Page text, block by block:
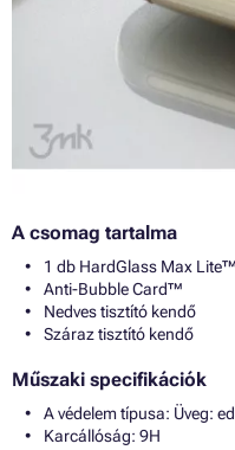
A csomag tartalma
1 db HardGlass Max Lite™
Anti-Bubble Card™
Nedves tisztító kendő
Száraz tisztító kendő
Műszaki specifikációk
A védelem típusa: Üveg:
Karcállóság: 9H